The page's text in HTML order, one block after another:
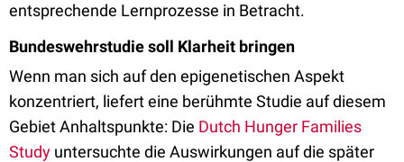
entsprechende Lernprozesse in Betracht.
Bundeswehrstudie soll Klarheit bringen
Wenn man sich auf den epigenetischen Aspekt
konzentriert, liefert eine berühmte Studie auf diesem
Gebiet Anhaltspunkte: Die Dutch Hunger Families
Study untersuchte die Auswirkungen auf die später